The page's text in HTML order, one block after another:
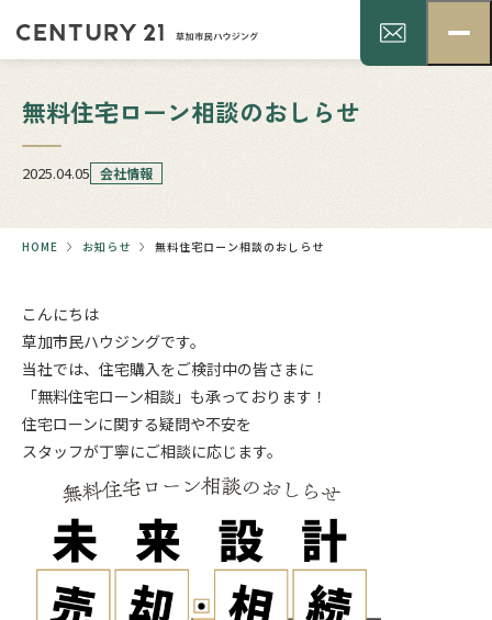
無料住宅ローン相談のおしらせ
2025.04.05 会社情報
HOME お知らせ 無料住宅ローン相談のおしらせ
こんにちは
草加市民ハウジングです。
当社では、住宅購入をご検討中の皆さまに
「無料住宅ローン相談」も承っております！
住宅ローンに関する疑問や不安を
スタッフが丁寧にご相談に応じます。